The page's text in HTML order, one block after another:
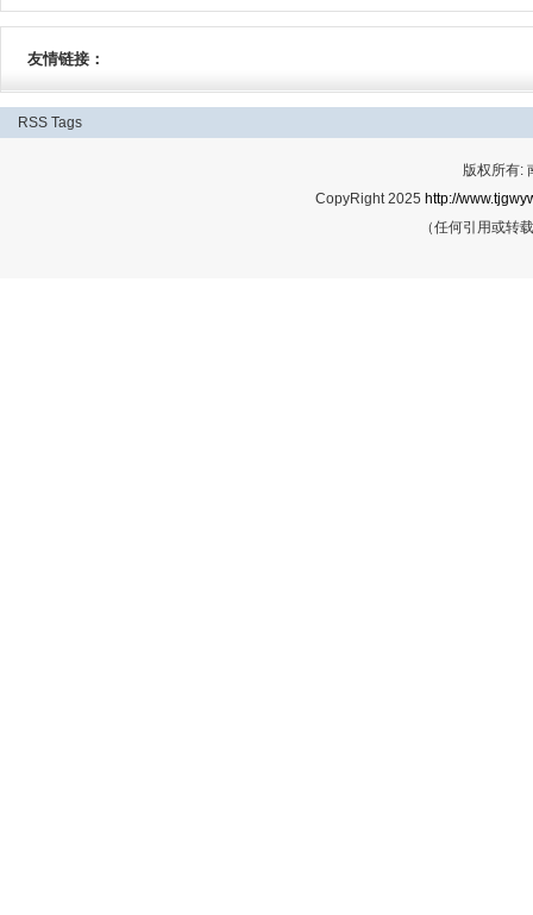
友情链接：
RSS Tags
版权所有:
CopyRight 2025 http://
（任何引用或转